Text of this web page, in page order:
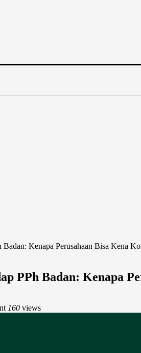
Kenapa Perusahaan Bisa Kena
PPh Badan: Kenapa
160 views